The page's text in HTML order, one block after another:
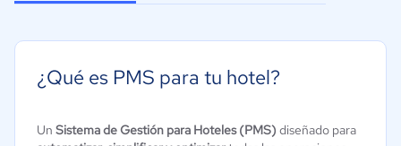
¿Qué es PMS para tu hotel?
Un Sistema de Gestión para Hoteles (PMS) diseñado para